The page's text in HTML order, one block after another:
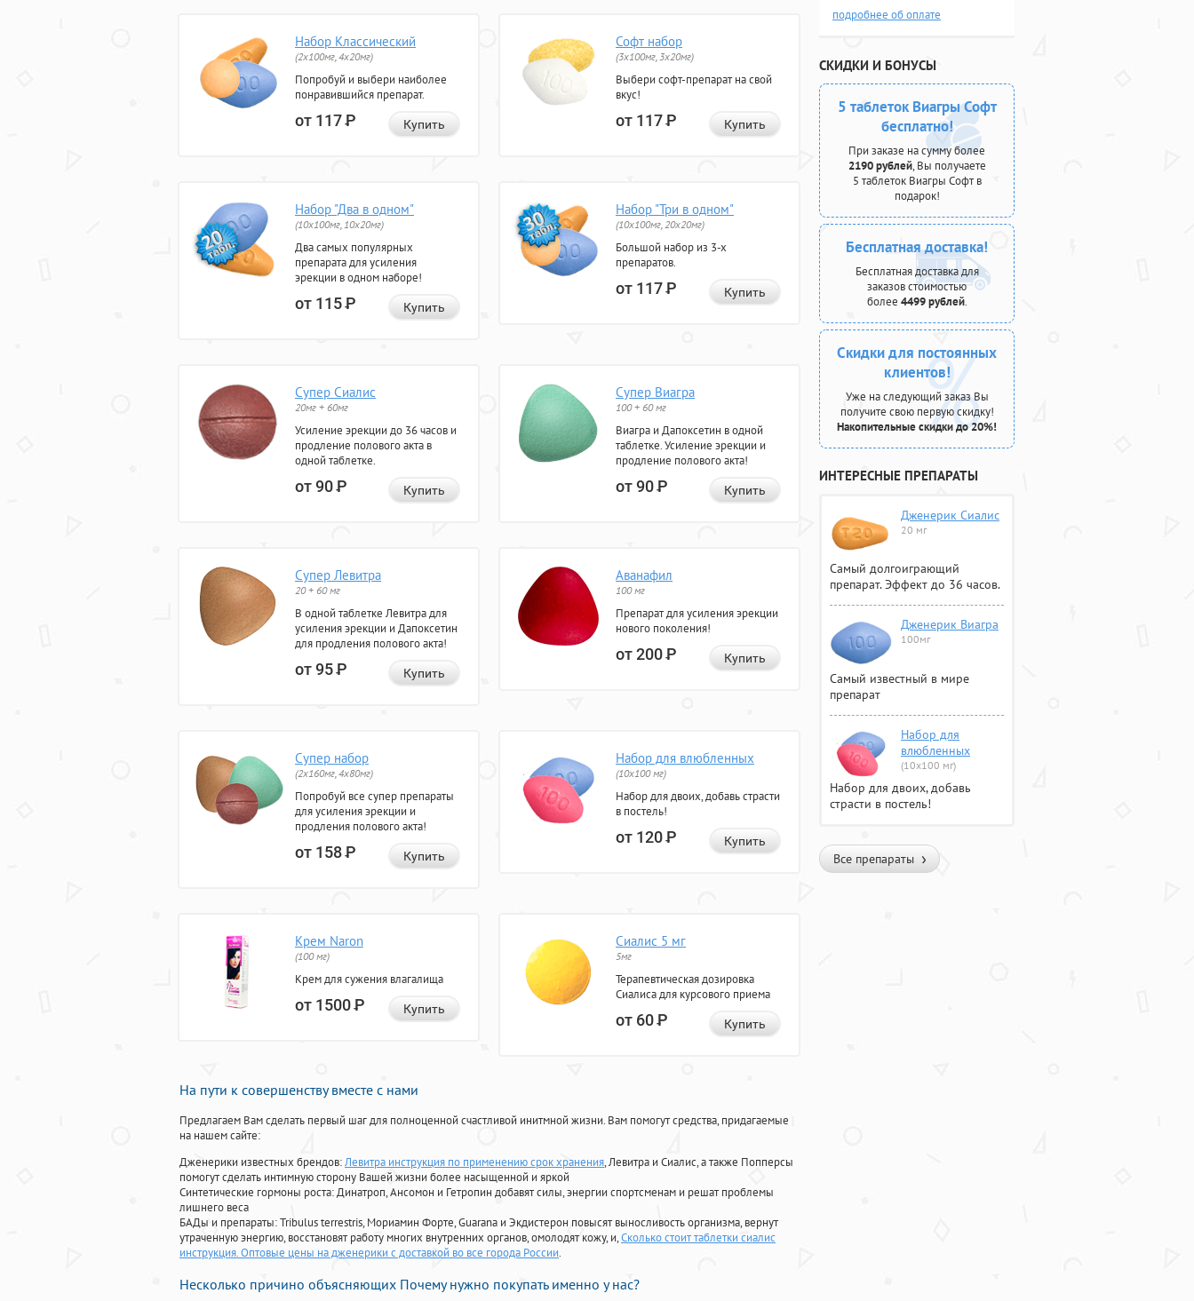
Набор Классический
(2x100мг, 4x20мг)
Попробуй и выбери наиболее
понравившийся препарат.
от 117Р Купить
Софт набор
(3x100мг, 3x20мг)
Выбери софт-препарат на свой
вкус!
от 117Р Купить
Набор "Два в одном"
(10x100мг, 10x20мг)
Два самых популярных
препарата для усиления
эрекции в одном наборе!
от 115Р Купить
Набор "Три в одном"
(10x100мг, 20x20мг)
Большой набор из 3-х
препаратов.
от 117Р Купить
Супер Сиалис
20мг + 60мг
Усиление эрекции до 36 часов и
продление полового акта в
одной таблетке.
от 90Р Купить
Супер Виагра
100 + 60 мг
Виагра и Дапоксетин в одной
таблетке. Усиление эрекции и
продление полового акта!
от 90Р Купить
Супер Левитра
20 + 60 мг
В одной таблетке Левитра для
усиления эрекции и Дапоксетин
для продления полового акта!
от 95Р Купить
Аванафил
100 мг
Препарат для усиления эрекции
нового поколения!
от 200Р Купить
Супер набор
(2х160мг, 4х80мг)
Попробуй все супер препараты
для усиления эрекции и
продления полового акта!
от 158Р Купить
Набор для влюбленных
(10х100 мг)
Набор для двоих, добавь страсти
в постель!
от 120Р Купить
Крем Naron
(100 мг)
Крем для сужения влагалища
от 1500Р Купить
Сиалис 5 мг
5мг
Терапевтическая дозировка
Сиалиса для курсового приема
от 60Р Купить
На пути к совершенству вместе с нами
Предлагаем Вам сделать первый шаг для полноценной счастливой инитмной жизни. Вам помогут средства, придагаемые
на нашем сайте:
Дженерики известных брендов:Левитра инструкция по применению срок хранения, Левитра и Сиалис, а также Попперсы
помогут сделать интимную сторону Вашей жизни более насыщенной и яркой
Синтетические гормоны роста: Динатроп, Ансомон и Гетропин добавят силы, энергии спортсменам и решат проблемы
лишнего веса
БАДы и препараты:Tribulus terrestris, Мориамин Форте, Guarana и Экдистерон повысят выносливость организма, вернут
утраченную энергию, восстановят работу многих внутренних органов, омолодят кожу, и,Сколько стоит таблетки сиалис
инструкция. Оптовые цены на дженерики с доставкой во все города России.
Несколько причино объясняющих Почему нужно покупать именно у нас?
подробнее об оплате
СКИДКИ И БОНУСЫ
5 таблеток Виагры Софт
бесплатно!
При заказе на сумму более
2190 рублей, Вы получаете
5 таблеток Виагры Софт в
подарок!
Бесплатная доставка!
Бесплатная доставка для
заказов стоимостью
более 4499 рублей.
Скидки для постоянных
клиентов!
Уже на следующий заказ Вы
получите свою первую скидку!
Накопительные скидки до 20%!
ИНТЕРЕСНЫЕ ПРЕПАРАТЫ
Дженерик Сиалис
20 мг
Самый долгоиграющий
препарат. Эффект до 36 часов.
Дженерик Виагра
100мг
Самый известный в мире
препарат
Набор для
влюбленных
(10х100 мг)
Набор для двоих, добавь
страсти в постель!
Все препараты